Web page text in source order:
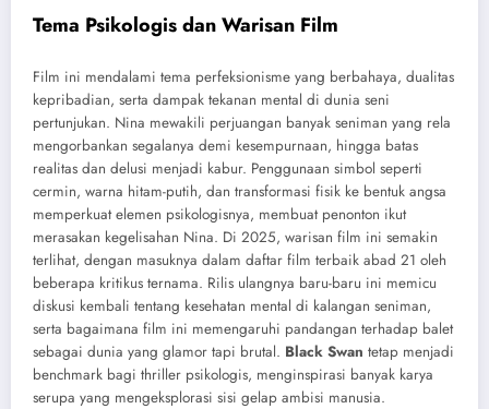
Tema Psikologis dan Warisan Film
Film ini mendalami tema perfeksionisme yang berbahaya, dualitas
kepribadian, serta dampak tekanan mental di dunia seni
pertunjukan. Nina mewakili perjuangan banyak seniman yang rela
mengorbankan segalanya demi kesempurnaan, hingga batas
realitas dan delusi menjadi kabur. Penggunaan simbol seperti
cermin, warna hitam-putih, dan transformasi fisik ke bentuk angsa
memperkuat elemen psikologisnya, membuat penonton ikut
merasakan kegelisahan Nina. Di 2025, warisan film ini semakin
terlihat, dengan masuknya dalam daftar film terbaik abad 21 oleh
beberapa kritikus ternama. Rilis ulangnya baru-baru ini memicu
diskusi kembali tentang kesehatan mental di kalangan seniman,
serta bagaimana film ini memengaruhi pandangan terhadap balet
sebagai dunia yang glamor tapi brutal. Black Swan tetap menjadi
benchmark bagi thriller psikologis, menginspirasi banyak karya
serupa yang mengeksplorasi sisi gelap ambisi manusia.